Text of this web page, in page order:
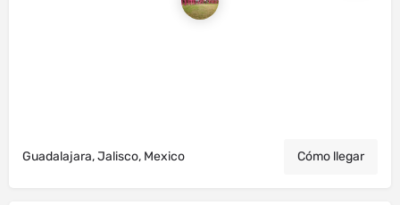
Guadalajara, Jalisco, Mexico Cómo llegar